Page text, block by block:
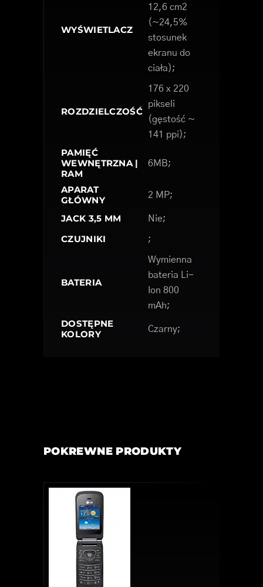
WYŚWIETLACZ
12,6 cm2
(~24,5%
stosunek
ekranu do
ciała);
ROZDZIELCZOŚĆ
176 x 220
pikseli
(gęstość ~
141 ppi);
PAMIĘĆ
WEWNĘTRZNA |
RAM
6MB;
APARAT
GŁÓWNY
2 MP;
JACK 3,5 MM Nie;
CZUJNIKI ;
BATERIA
Wymienna
bateria Li-
Ion 800
mAh;
DOSTĘPNE
KOLORY
Czarny;
POKREWNE PRODUKTY